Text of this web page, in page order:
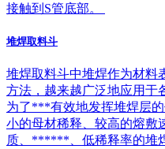
接触到S管底部。
堆焊取料斗
堆焊取料斗中堆焊作为材料
方法，越来越广泛地应用于
为了***有效地发挥堆焊层
小的母材稀释、较高的熔敷
质、******、低稀释率的堆